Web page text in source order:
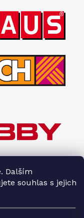
Dalším
souhlas s jejich